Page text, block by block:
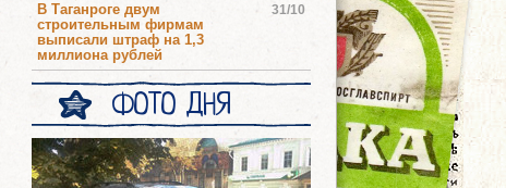
31/10
В Таганроге двум
строительным фирмам
выписали штраф на 1,3
миллиона рублей
ФОТО ДНЯ